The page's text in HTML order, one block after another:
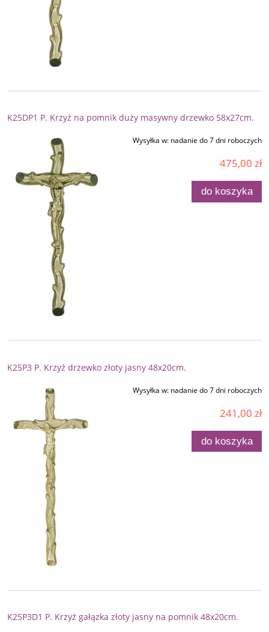
K25DP1 P. Krzyż na pomnik duży masywny drzewko 58x27cm.
Wysyłka w: nadanie do 7 dni roboczych
475,00 zł
do koszyka
K25P3 P. Krzyż drzewko złoty jasny 48x20cm.
Wysyłka w: nadanie do 7 dni roboczych
241,00 zł
do koszyka
K25P3D1 P. Krzyż gałązka złoty jasny na pomnik 48x20cm.